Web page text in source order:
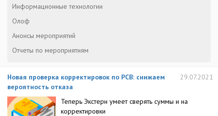
Информационные технологии
Олоф
Анонсы мероприятий
Отчеты по мероприятиям
29.07.2021
Новая проверка корректировок по РСВ: снижаем
вероятность отказа
Теперь Экстерн умеет сверять суммы и на
корректировки